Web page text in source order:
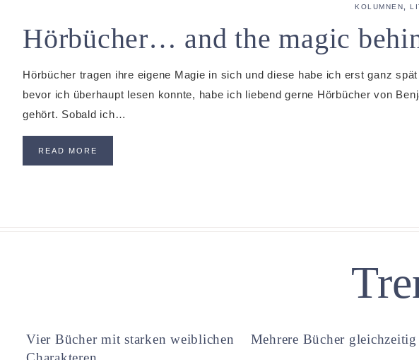
KOLUMNEN
Hörbücher… and the magic
Hörbücher tragen ihre eigene Magie in sich und diese habe ich erst ganz
bevor ich überhaupt lesen konnte, habe ich liebend gerne Hörbücher von
gehört. Sobald ich…
READ MORE
Vier Bücher mit starken weiblichen
Mehrere Bücher gleichzeitig